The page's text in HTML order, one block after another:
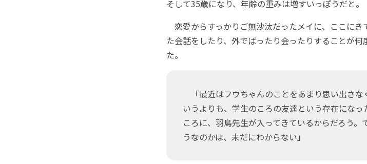
そして35歳になり、年齢の重みは増すいっぽうだと。
恋愛からすっかりご無沙汰だったメイに、ここに
た会話をしたり、外でばったり会ったりすることが
た。
「最近はフウちゃんのことをあまり思い出さな
いうよりも、学生のころの友達という存在にな
ころに、羽鳥先生が入ってきているからだろう
うなのかは、未だにわからない」